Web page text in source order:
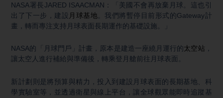
NASA署長JARED ISAACMAN：「美國不會再放棄月球。這也引
出了下一步，建設 月球基地 。我們將暫停目前形式的Gateway計
畫，轉而專注支持月球表面長期運作的基礎設施。」
NASA的「月球門戶」計畫，原本是建造一座繞月運行的太空站
讓太空人進行補給與準備後，轉乘登月艙前往月球表面。
新計劃則是將預算與精力，投入到建設月球表面的長期基地、科
學實驗室等，並透過衛星與線上平台，讓全球觀眾能即時追蹤基